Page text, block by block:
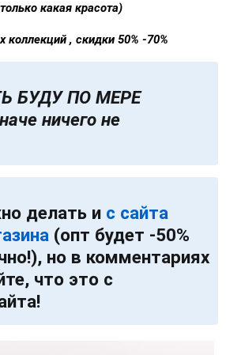
какая красота)
, скидки 50% -70%
БУДУ ПО МЕРЕ
ничего не
делать и с сайта
(опт будет -50%
но в комментариях
что это с